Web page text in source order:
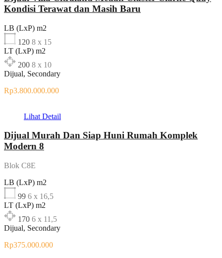
Kondisi Terawat dan Masih Baru
LB (LxP) m2
120 8 x 15
LT (LxP) m2
200 8 x 10
Dijual, Secondary
Rp3.800.000.000
Lihat Detail
Dijual Murah Dan Siap Huni Rumah Komplek
Modern 8
Blok C8E
LB (LxP) m2
99 6 x 16,5
LT (LxP) m2
170 6 x 11,5
Dijual, Secondary
Rp375.000.000